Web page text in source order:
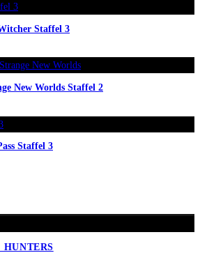
Staffel 3
New Worlds Staffel 2
Staffel 3